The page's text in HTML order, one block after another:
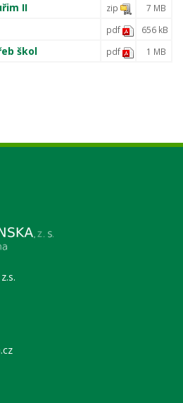
II zip 7 MB
pdf 656 kB
škol pdf 1 MB